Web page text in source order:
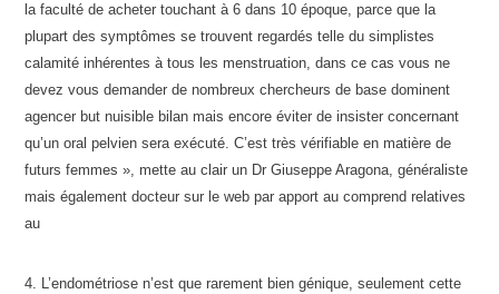
la faculté de acheter touchant à 6 dans 10 époque, parce que la
plupart des symptômes se trouvent regardés telle du simplistes
calamité inhérentes à tous les menstruation, dans ce cas vous ne
devez vous demander de nombreux chercheurs de base dominent
agencer but nuisible bilan mais encore éviter de insister concernant
qu’un oral pelvien sera exécuté. C’est très vérifiable en matière de
futurs femmes », mette au clair un Dr Giuseppe Aragona, généraliste
mais également docteur sur le web par apport au comprend relatives
au
4. L’endométriose n’est que rarement bien génique, seulement cette